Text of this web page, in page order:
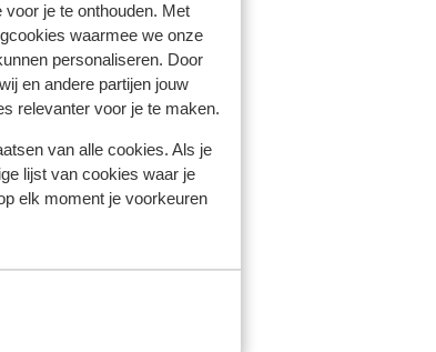
je te onthouden. Met
waarmee we onze
personaliseren. Door
en andere partijen jouw
relevanter voor je te maken.
van alle cookies. Als je
lijst van cookies waar je
elk moment je voorkeuren